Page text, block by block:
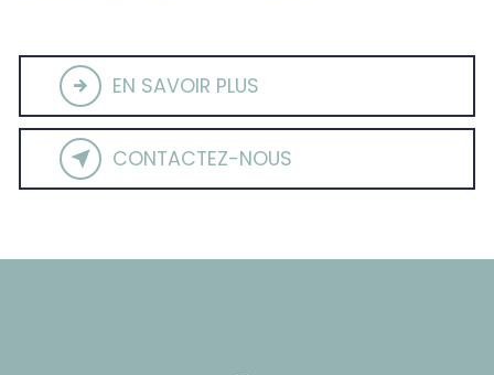
EN SAVOIR PLUS
CONTACTEZ-NOUS